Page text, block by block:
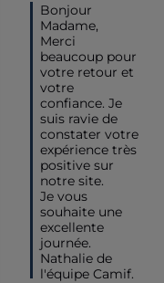
Bonjour
Madame,
Merci
beaucoup pour
votre retour et
votre
confiance. Je
suis ravie de
constater votre
expérience très
positive sur
notre site.
Je vous
souhaite une
excellente
journée.
Nathalie de
l'équipe Camif.